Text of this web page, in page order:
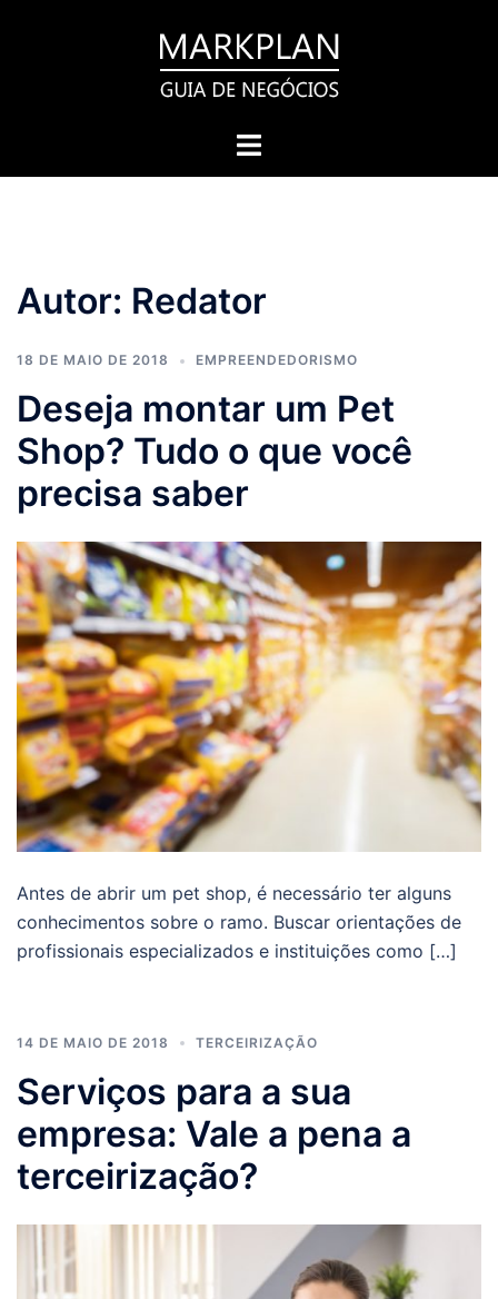
Toggle
Autor: Redator
18 DE MAIO DE 2018 EMPREENDEDORISMO
Deseja montar um Pet
Shop? Tudo o que você
precisa saber
Antes de abrir um pet shop, é necessário ter alguns
conhecimentos sobre o ramo. Buscar orientações de
profissionais especializados e instituições como […]
14 DE MAIO DE 2018 TERCEIRIZAÇÃO
Serviços para a sua
empresa: Vale a pena a
terceirização?